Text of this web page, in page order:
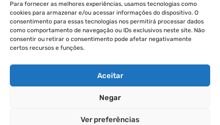
Para fornecer as melhores experiências, usamos tecnologias como
cookies para armazenar e/ou acessar informações do dispositivo. O
consentimento para essas tecnologias nos permitirá processar dados
como comportamento de navegação ou IDs exclusivos neste site. Não
consentir ou retirar o consentimento pode afetar negativamente
certos recursos e funções.
Aceitar
Negar
Ver preferências
PRODUTIVIDADE DIGITAL
Faca Isso Agora Para Uma
Siri Melhor
INSIGHTS & OPINIÃO
A Guerra Dos Datacenters:
POLÍTICA DE PRIVACIDADE